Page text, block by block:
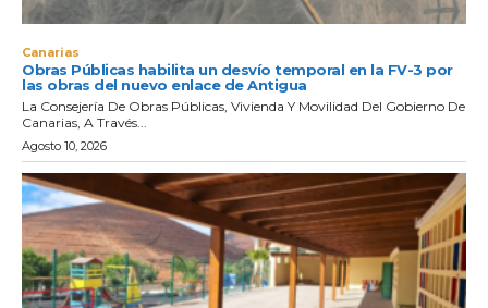
Canarias
Obras Públicas habilita un desvío temporal en la FV-3 por
las obras del nuevo enlace de Antigua
La Consejería De Obras Públicas, Vivienda Y Movilidad Del Gobierno De
Canarias, A Través...
Agosto 10, 2026